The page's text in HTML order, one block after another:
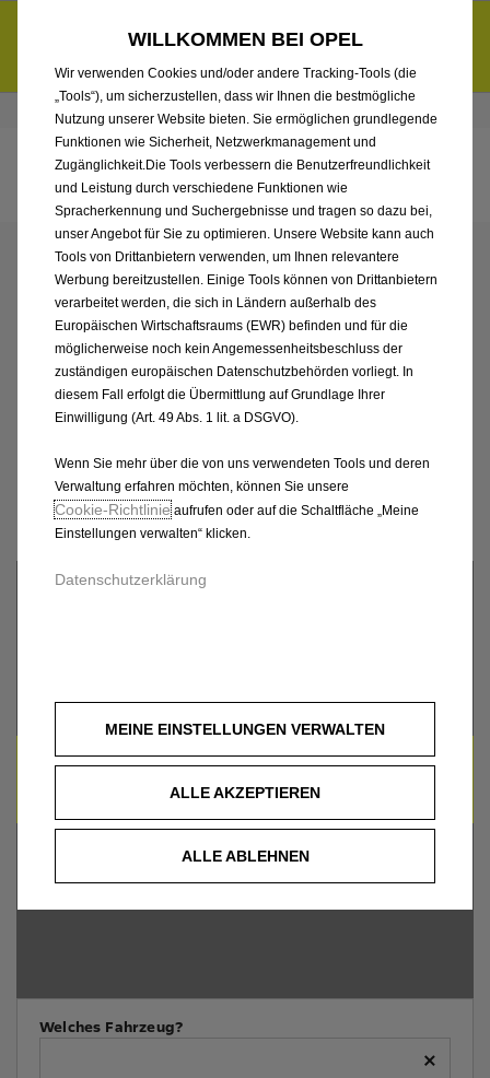
Händlerbereich von Autohaus Böttche GmbH
6.000 € staatliche Förderungsprämie für E-Autos und Plug-in-
Hybride. Mehr erfahren >>
ENTDECKEN SIE ALLE
ASTRA ELECTRIC MIT
ELEKTRO ANTRIEB VON
AUTOHAUS BÖTTCHE
GMBH
UM DIESE GOOGLE MAPS-KARTE ANZUZEIGEN,
MARKETING/WERBUNG RELEVANTEN-COOKIES.
Welches Fahrzeug?
×
WILLKOMMEN BEI OPEL
Wir verwenden Cookies und/oder andere Tracking-Tools (die
„Tools“), um sicherzustellen, dass wir Ihnen die bestmögliche
Nutzung unserer Website bieten. Sie ermöglichen grundlegende
Funktionen wie Sicherheit, Netzwerkmanagement und
Zugänglichkeit.Die Tools verbessern die Benutzerfreundlichkeit
und Leistung durch verschiedene Funktionen wie
Spracherkennung und Suchergebnisse und tragen so dazu bei,
unser Angebot für Sie zu optimieren. Unsere Website kann auch
Tools von Drittanbietern verwenden, um Ihnen relevantere
Werbung bereitzustellen. Einige Tools können von Drittanbietern
verarbeitet werden, die sich in Ländern außerhalb des
Europäischen Wirtschaftsraums (EWR) befinden und für die
möglicherweise noch kein Angemessenheitsbeschluss der
zuständigen europäischen Datenschutzbehörden vorliegt. In
diesem Fall erfolgt die Übermittlung auf Grundlage Ihrer
Einwilligung (Art. 49 Abs. 1 lit. a DSGVO).
Wenn Sie mehr über die von uns verwendeten Tools und deren
Verwaltung erfahren möchten, können Sie unsere
Cookie‑Richtlinieaufrufen oder auf die Schaltfläche „Meine
Einstellungen verwalten“ klicken.
Datenschutzerklärung
MEINE EINSTELLUNGEN VERWALTEN
ALLE AKZEPTIEREN
ALLE ABLEHNEN